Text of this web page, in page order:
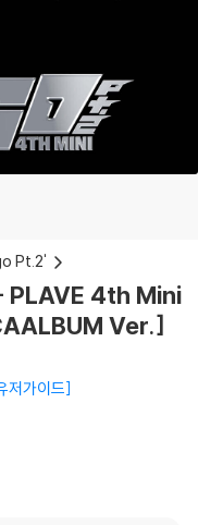
Pt.2'
PLAVE 4th Mini
Ver.]
저가이드